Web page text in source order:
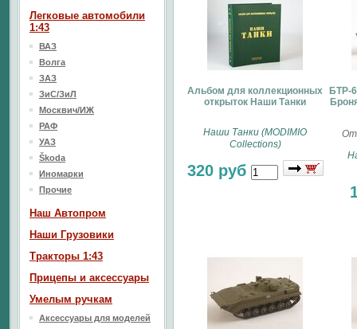
Альбом для коллекционных
открыток Наши Танки
Наши Танки (MODIMIO
Collections)
320 руб
БТР-
Легковые автомобили
1:43
ВАЗ
Волга
ЗАЗ
ЗиС/ЗиЛ
Москвич/ИЖ
РАФ
УАЗ
Škoda
Иномарки
Прочие
Наш Aвтопром
Наши Грузовики
Тракторы 1:43
Прицепы и аксессуары
Умелым ручкам
Аксессуары для моделей